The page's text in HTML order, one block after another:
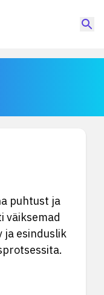
puhtust ja
väiksemad
ja esinduslik